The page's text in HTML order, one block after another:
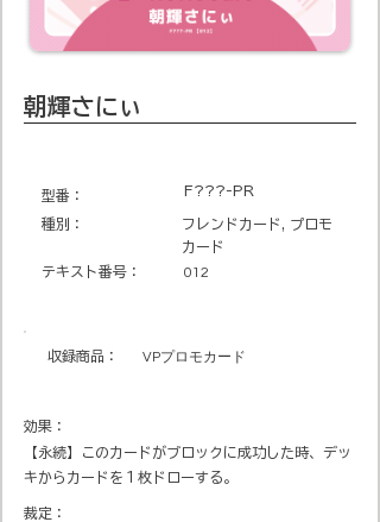
朝輝さにぃ
​型番​： F???-PR
種別：
フレンドカード, プロモ
カード
テキスト番号​：
012
収録商品​： VPプロモカード
効果：
【永続】このカードがブロックに成功した時、デッ
キからカードを１枚ドローする。
裁定：